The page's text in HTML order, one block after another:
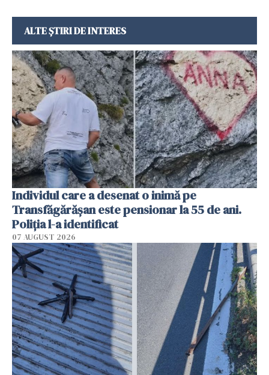
ALTE ȘTIRI DE INTERES
Individul care a desenat o inimă pe
Transfăgărășan este pensionar la 55 de ani.
Poliția l-a identificat
07 AUGUST 2026